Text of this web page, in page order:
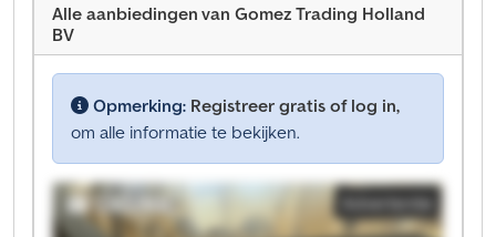
Alle aanbiedingen van Gomez Trading Holland
BV
Opmerking: Registreer gratis of log in,
om alle informatie te bekijken.
Advertentie